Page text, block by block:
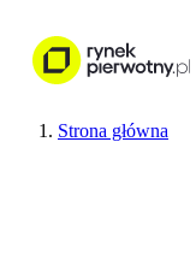
Strona główna